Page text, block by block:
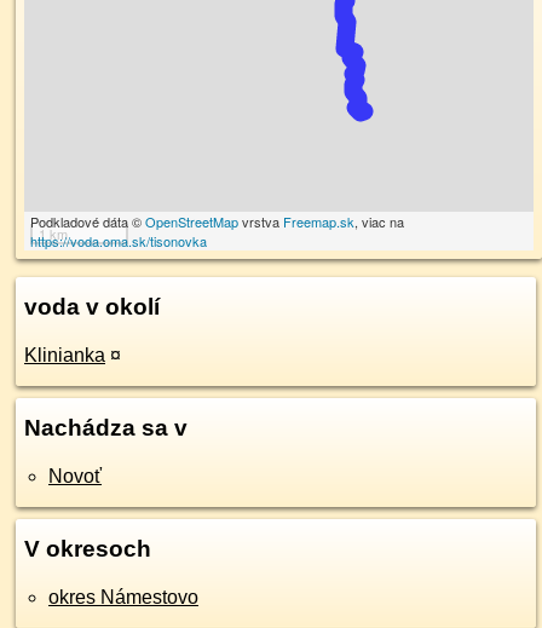
1 km
Podkladové dáta ©OpenStreetMapvrstva Freemap.sk, viac na
https://voda.oma.sk/tisonovka
voda v okolí
Klinianka ¤
Nachádza sa v
Novoť
V okresoch
okres Námestovo